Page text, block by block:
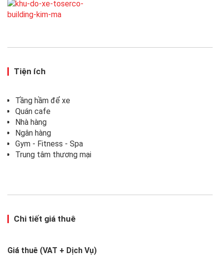
Tiện ích
Tầng hầm để xe
Quán cafe
Nhà hàng
Ngân hàng
Gym - Fitness - Spa
Trung tâm thương mại
Chi tiết giá thuê
Giá thuê (VAT + Dịch Vụ)